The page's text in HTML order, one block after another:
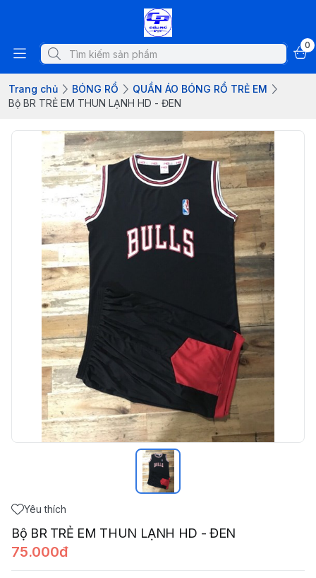
0
Trang chủ BÓNG RỔ
QUẦN ÁO BÓNG RỔ TRẺ EM
Bộ BR TRẺ EM THUN LẠNH HD - ĐEN
Yêu thích
Bộ BR TRẺ EM THUN LẠNH HD - ĐEN
75.000đ